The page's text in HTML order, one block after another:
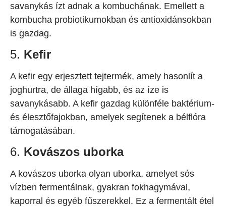
savanykás ízt adnak a kombuchának. Emellett a
kombucha probiotikumokban és antioxidánsokban
is gazdag.
5. Kefir
A kefir egy erjesztett tejtermék, amely hasonlít a
joghurtra, de állaga hígabb, és az íze is
savanykásabb. A kefir gazdag különféle baktérium-
és élesztőfajokban, amelyek segítenek a bélflóra
támogatásában.
6. Kovászos uborka
A kovászos uborka olyan uborka, amelyet sós
vízben fermentálnak, gyakran fokhagymával,
kaporral és egyéb fűszerekkel. Ez a fermentált étel